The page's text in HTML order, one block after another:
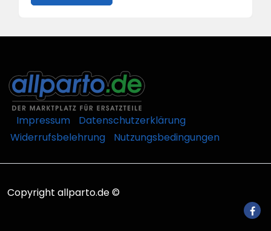
Impressum
Datenschutzerklärung
Widerrufsbelehrung
Nutzungsbedingungen
Copyright allparto.de ©